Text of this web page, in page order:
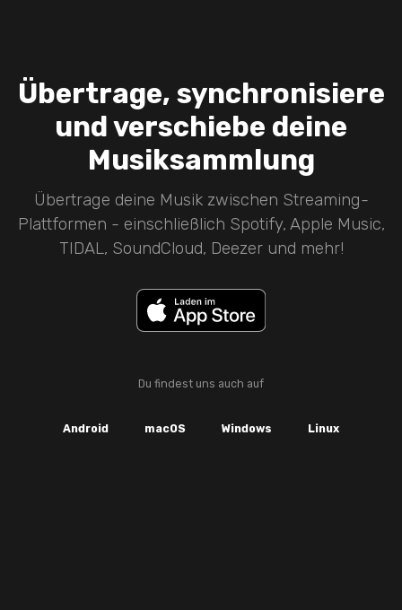
Übertrage, synchronisiere
und verschiebe deine
Musiksammlung
Übertrage deine Musik zwischen Streaming-
Plattformen - einschließlich Spotify, Apple Music,
TIDAL, SoundCloud, Deezer und mehr!
Du findest uns auch auf
Android macOS Windows Linux